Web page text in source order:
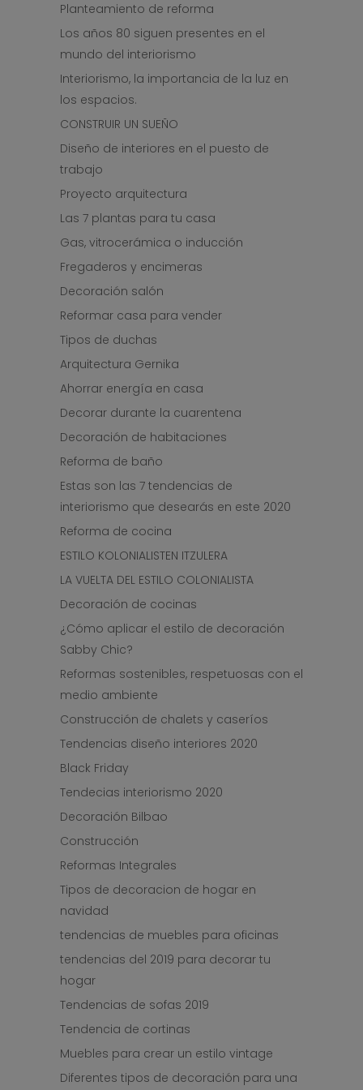
Planteamiento de reforma
Los años 80 siguen presentes en el
mundo del interiorismo
Interiorismo, la importancia de la luz en
los espacios.
CONSTRUIR UN SUEÑO
Diseño de interiores en el puesto de
trabajo
Proyecto arquitectura
Las 7 plantas para tu casa
Gas, vitrocerámica o inducción
Fregaderos y encimeras
Decoración salón
Reformar casa para vender
Tipos de duchas
Arquitectura Gernika
Ahorrar energía en casa
Decorar durante la cuarentena
Decoración de habitaciones
Reforma de baño
Estas son las 7 tendencias de
interiorismo que desearás en este 2020
Reforma de cocina
ESTILO KOLONIALISTEN ITZULERA
LA VUELTA DEL ESTILO COLONIALISTA
Decoración de cocinas
¿Cómo aplicar el estilo de decoración
Sabby Chic?
Reformas sostenibles, respetuosas con el
medio ambiente
Construcción de chalets y caseríos
Tendencias diseño interiores 2020
Black Friday
Tendecias interiorismo 2020
Decoración Bilbao
Construcción
Reformas Integrales
Tipos de decoracion de hogar en
navidad
tendencias de muebles para oficinas
tendencias del 2019 para decorar tu
hogar
Tendencias de sofas 2019
Tendencia de cortinas
Muebles para crear un estilo vintage
Diferentes tipos de decoración para una